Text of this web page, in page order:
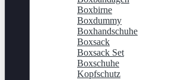
Boxbirne
Boxdummy
Boxhandschuhe
Boxsack
Boxsack Set
Boxschuhe
Kopfschutz